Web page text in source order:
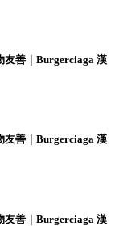
友善｜Burgerciaga 漢
友善｜Burgerciaga 漢
友善｜Burgerciaga 漢